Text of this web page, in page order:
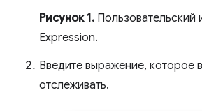
Рисунок 1. Пользовательский
Expression.
Введите выражение, которое
отслеживать.